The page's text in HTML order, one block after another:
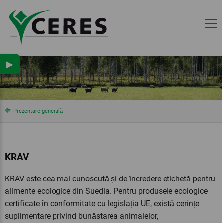
Prezentare generală
KRAV
KRAV este cea mai cunoscută și de încredere etichetă pentru
alimente ecologice din Suedia. Pentru produsele ecologice
certificate în conformitate cu legislația UE, există cerințe
suplimentare privind bunăstarea animalelor,
▶